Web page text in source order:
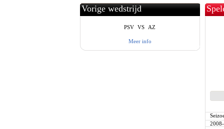
Vorige wedstrijd
PSV VS AZ
Meer info